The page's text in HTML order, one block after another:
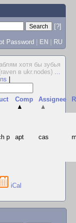
[?]
Password | EN | RU
хотя бы зубья
в ukr.nodes) ...
Comp
▲
Assignee
▲
p apt cas
iCal